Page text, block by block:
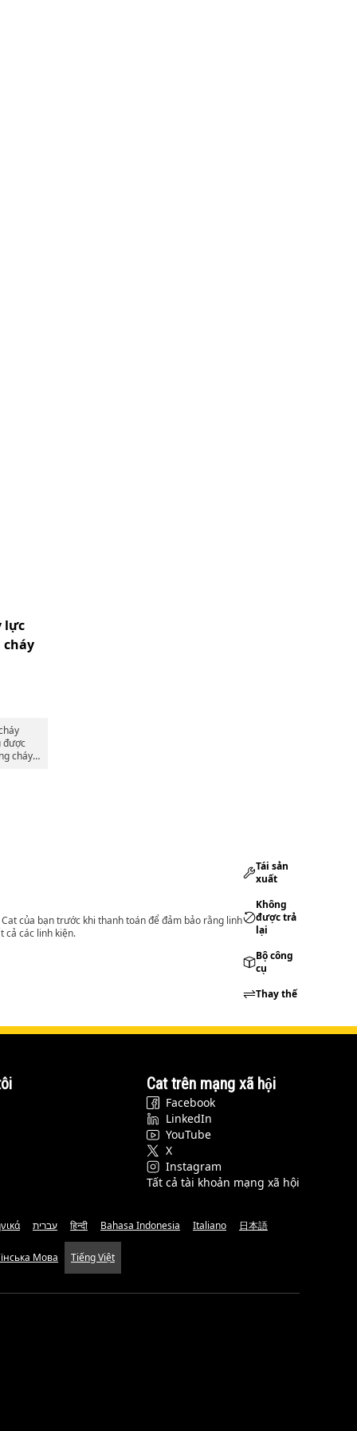
lực
cháy
được
cháy
của bạn trước khi thanh toán để đảm bảo rằng linh
cả các linh kiện.
Tái sản
xuất
Không
được trả
lại
Bộ công
cụ
Thay thế
Cat trên mạng xã hội
Facebook
LinkedIn
YouTube
X
Instagram
Tất cả tài khoản mạng xã hội
עברית हिन्दी Bahasa Indonesia Italiano 日本語
Мова Tiếng Việt